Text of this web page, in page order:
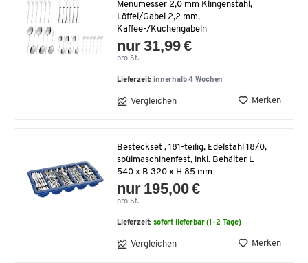
Menümesser 2,0 mm Klingenstahl,
Löffel/Gabel 2,2 mm,
Kaffee-/Kuchengabeln
nur 31,99 €
pro St.
Lieferzeit: innerhalb 4 Wochen
Vergleichen Merken
Besteckset , 181-teilig, Edelstahl 18/0,
spülmaschinenfest, inkl. Behälter L
540 x B 320 x H 85 mm
nur 195,00 €
pro St.
Lieferzeit:sofort lieferbar (1-2 Tage)
Vergleichen Merken